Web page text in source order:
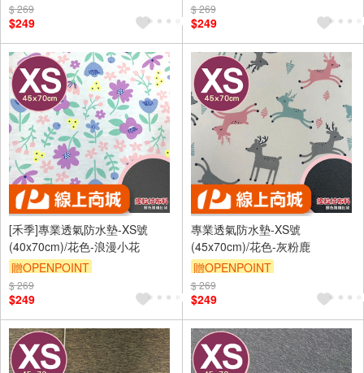
訂單滿 2000 元折抵 100元
（運費不算在 2000 元的範圍
內）
訂單滿699享9折
$ 269
$249
訂單滿 2000 元折抵 100元
（運費不算在 2000 元的範圍
內）
訂單滿699享9折
$ 269
$249
[禾季]專業透氣防水墊-XS號
(40x70cm)/花色-浪漫小花
贈OPENPOINT
訂單滿 2000 元折抵 100元
（運費不算在 2000 元的範圍
內）
訂單滿699享9折
$ 269
$249
專業透氣防水墊-XS號
(45x70cm)/花色-灰粉鹿
贈OPENPOINT
訂單滿 2000 元折抵 100元
（運費不算在 2000 元的範圍
內）
訂單滿699享9折
$ 269
$249